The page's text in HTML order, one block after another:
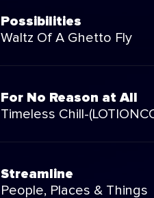
Possibilities
Waltz Of A Ghetto Fly
For No Reason at All
Timeless Chill-
Streamline
People, Places & Things